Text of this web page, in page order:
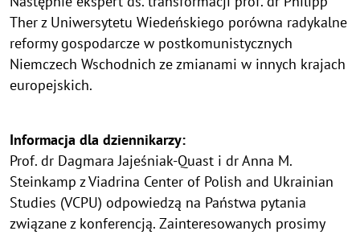
Ther z Uniwersytetu Wiedeńskiego porówna radykalne
reformy gospodarcze w postkomunistycznych
Niemczech Wschodnich ze zmianami w innych krajach
europejskich.
Informacja dla dziennikarzy:
Prof. dr Dagmara Jajeśniak-Quast i dr Anna M.
Steinkamp z Viadrina Center of Polish and Ukrainian
Studies (VCPU) odpowiedzą na Państwa pytania
związane z konferencją. Zainteresowanych prosimy